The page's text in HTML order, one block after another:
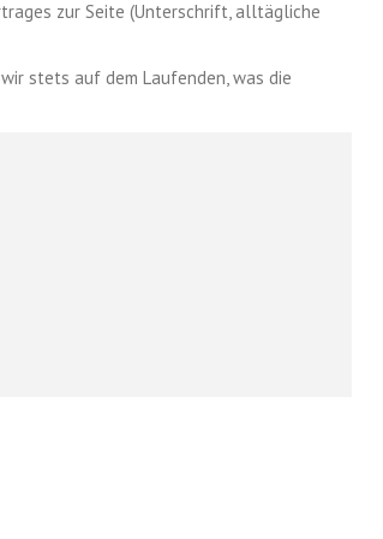
zur Seite (Unterschrift, alltägliche
stets auf dem Laufenden, was die